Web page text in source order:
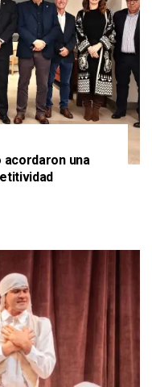
acordaron una